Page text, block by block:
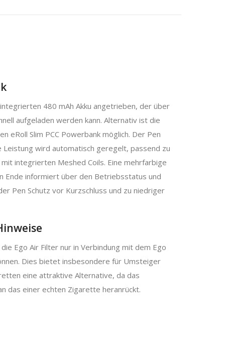
480 mAh Akku angetrieben, der über
aufgeladen werden kann. Alternativ ist die
eRoll Slim PCC Powerbank möglich. Der Pen
wird automatisch geregelt, passend zu
integrierten Meshed Coils. Eine mehrfarbige
Ende informiert über den Betriebsstatus und
Pen Schutz vor Kurzschluss und zu niedriger
Ego Air Filter nur in Verbindung mit dem Ego
Dies bietet insbesondere für Umsteiger
eine attraktive Alternative, da das
das einer echten Zigarette heranrückt.